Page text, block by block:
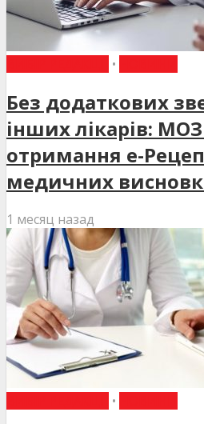
•
Без додаткових
інших лікарів:
отримання е-
медичних
1 месяц назад
•